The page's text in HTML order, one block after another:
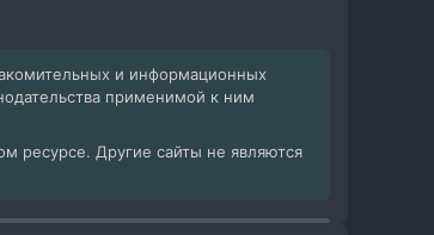
и информационных
применимой к ним
ресурсе. Другие сайты не являются